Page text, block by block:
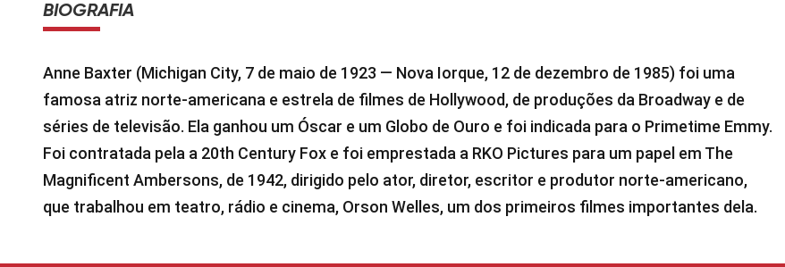
BIOGRAFIA
Anne Baxter (Michigan City, 7 de maio de 1923 — Nova Iorque, 12 de dezembro de 1985) foi uma
famosa atriz norte-americana e estrela de filmes de Hollywood, de produções da Broadway e de
séries de televisão. Ela ganhou um Óscar e um Globo de Ouro e foi indicada para o Primetime Emmy.
Foi contratada pela a 20th Century Fox e foi emprestada a RKO Pictures para um papel em The
Magnificent Ambersons, de 1942, dirigido pelo ator, diretor, escritor e produtor norte-americano,
que trabalhou em teatro, rádio e cinema, Orson Welles, um dos primeiros filmes importantes dela.